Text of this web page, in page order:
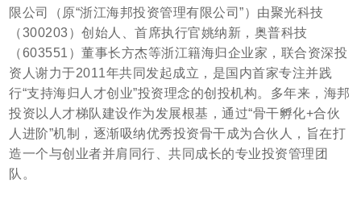
限公司（原“浙江海邦投资管理有限公司”）由聚光科技
（300203）创始人、首席执行官姚纳新，奥普科技
（603551）董事长方杰等浙江籍海归企业家，联合资深投
资人谢力于2011年共同发起成立，是国内首家专注并践
行“支持海归人才创业”投资理念的创投机构。多年来，海邦
投资以人才梯队建设作为发展根基，通过“骨干孵化+合伙
人进阶”机制，逐渐吸纳优秀投资骨干成为合伙人，旨在打
造一个与创业者并肩同行、共同成长的专业投资管理团
队。